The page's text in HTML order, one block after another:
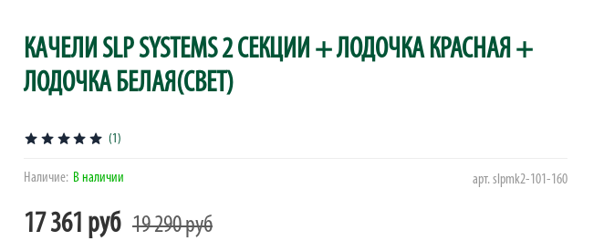
(1)
арт.slpmk2-101-160
Наличие: В наличии
КАЧЕЛИ SLP SYSTEMS 2 СЕКЦИИ + ЛОДОЧКА КРАСНАЯ +
ЛОДОЧКА БЕЛАЯ(СВЕТ)
17 361 руб 19 290 руб